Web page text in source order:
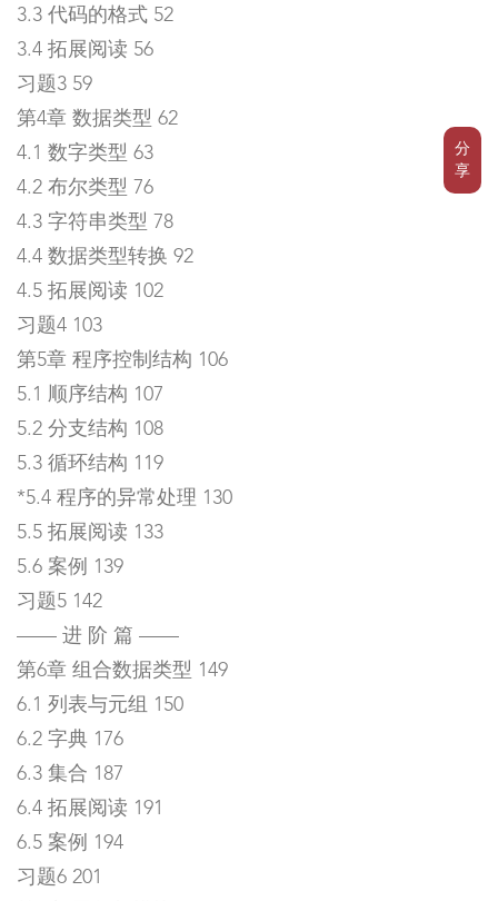
分
享
3.3 代码的格式 52
3.4 拓展阅读 56
习题3 59
第4章 数据类型 62
4.1 数字类型 63
4.2 布尔类型 76
4.3 字符串类型 78
4.4 数据类型转换 92
4.5 拓展阅读 102
习题4 103
第5章 程序控制结构 106
5.1 顺序结构 107
5.2 分支结构 108
5.3 循环结构 119
*5.4 程序的异常处理 130
5.5 拓展阅读 133
5.6 案例 139
习题5 142
—— 进 阶 篇 ——
第6章 组合数据类型 149
6.1 列表与元组 150
6.2 字典 176
6.3 集合 187
6.4 拓展阅读 191
6.5 案例 194
习题6 201